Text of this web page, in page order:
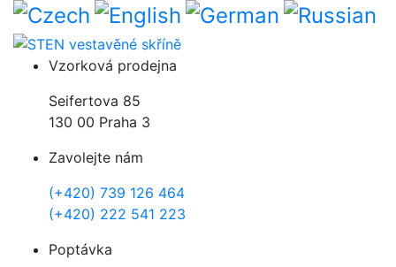
Přejít k hlavnímu obsahu
Vzorková prodejna
Seifertova 85
130 00 Praha 3
Zavolejte nám
(+420) 739 126 464
(+420) 222 541 223
Poptávka